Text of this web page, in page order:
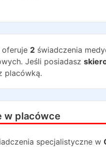
oferuje 2 świadczenia
Jeśli posiadasz
placówką.
w placówce
specjalistyczne w